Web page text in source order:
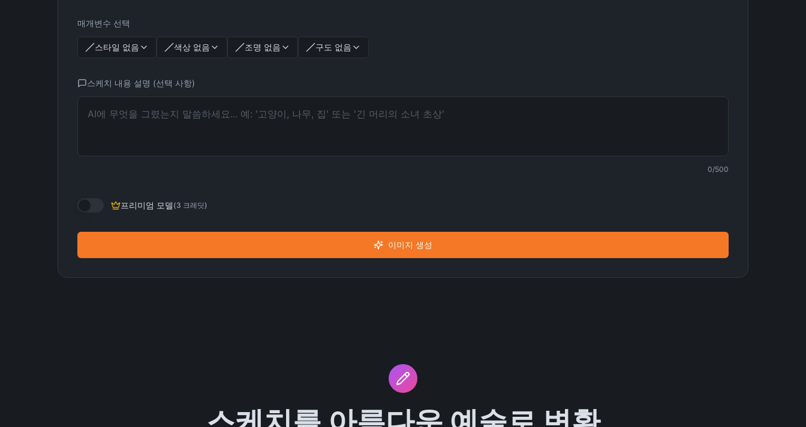
매개변수 선택
스타일 없음 색상 없음 조명 없음 구도 없음
스케치 내용 설명 (선택 사항)
0/500
프리미엄 모델 (3 크레딧)
이미지 생성